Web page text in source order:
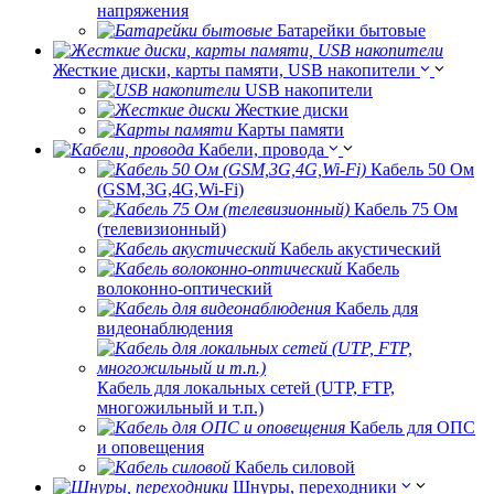
напряжения
Батарейки бытовые
Жесткие диски, карты памяти, USB накопители
USB накопители
Жесткие диски
Карты памяти
Кабели, провода
Кабель 50 Ом
(GSM,3G,4G,Wi-Fi)
Кабель 75 Ом
(телевизионный)
Кабель акустический
Кабель
волоконно-оптический
Кабель для
видеонаблюдения
Кабель для локальных сетей (UTP, FTP,
многожильный и т.п.)
Кабель для ОПС
и оповещения
Кабель силовой
Шнуры, переходники